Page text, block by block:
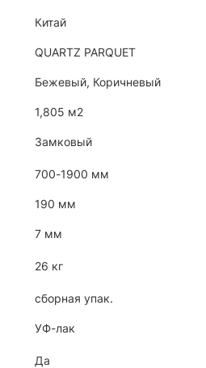
Китай
QUARTZ PARQUET
Бежевый, Коричневый
1,805 м2
Замковый
700-1900 мм
190 мм
7 мм
26 кг
сборная упак.
УФ-лак
Да